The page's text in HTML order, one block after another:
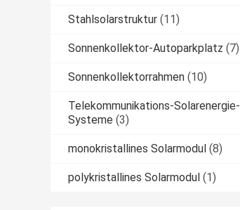
Stahlsolarstruktur (11)
Sonnenkollektor-Autoparkplatz (7)
Sonnenkollektorrahmen (10)
Telekommunikations-Solarenergie-
Systeme (3)
monokristallines Solarmodul (8)
polykristallines Solarmodul (1)